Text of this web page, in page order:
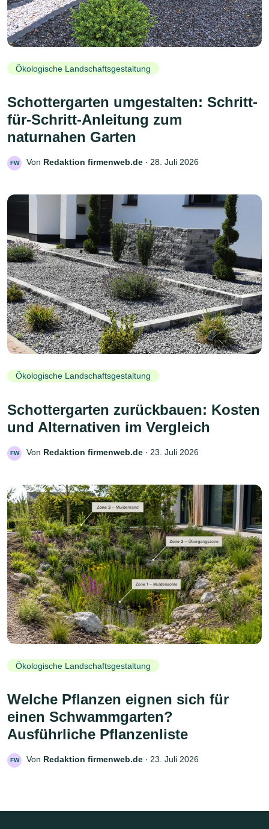
Ökologische Landschaftsgestaltung
Schottergarten umgestalten: Schritt-
für-Schritt-Anleitung zum
naturnahen Garten
FW Von Redaktion firmenweb.de ‧ 28. Juli 2026
Ökologische Landschaftsgestaltung
Schottergarten zurückbauen: Kosten
und Alternativen im Vergleich
FW Von Redaktion firmenweb.de ‧ 23. Juli 2026
Ökologische Landschaftsgestaltung
Welche Pflanzen eignen sich für
einen Schwammgarten?
Ausführliche Pflanzenliste
FW Von Redaktion firmenweb.de ‧ 23. Juli 2026